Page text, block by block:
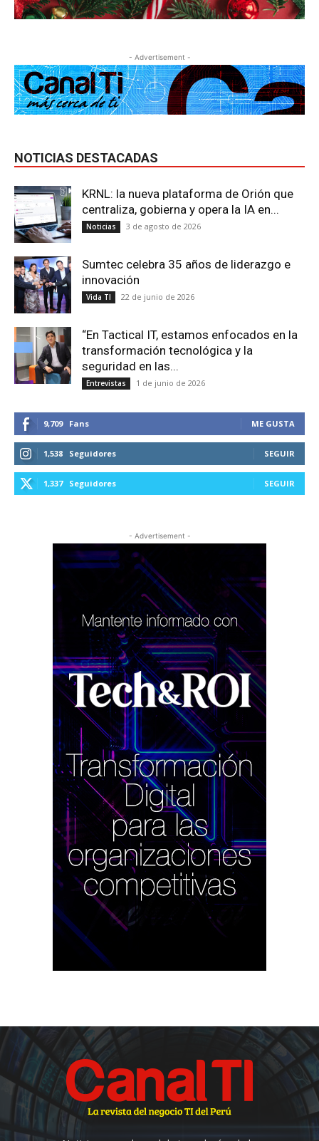
- Advertisement -
NOTICIAS DESTACADAS
KRNL: la nueva plataforma de Orión que
centraliza, gobierna y opera la IA en...
Noticias 3 de agosto de 2026
Sumtec celebra 35 años de liderazgo e
innovación
Vida TI 22 de junio de 2026
“En Tactical IT, estamos enfocados en la
transformación tecnológica y la
seguridad en las...
Entrevistas 1 de junio de 2026
9,709 Fans ME GUSTA
1,538 Seguidores SEGUIR
1,337 Seguidores SEGUIR
- Advertisement -